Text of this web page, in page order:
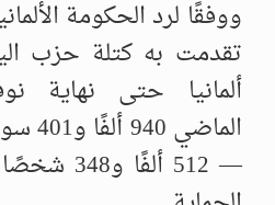
ووفقًا لرد الحكومة
تقدمت به كتلة حزب
ألمانيا حتى نهاية
— 512